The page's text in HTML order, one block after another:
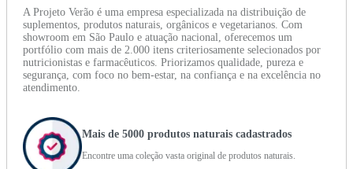
A Projeto Verão é uma empresa especializada na distribuição de
suplementos, produtos naturais, orgânicos e vegetarianos. Com
showroom em São Paulo e atuação nacional, oferecemos um
portfólio com mais de 2.000 itens criteriosamente selecionados por
nutricionistas e farmacêuticos. Priorizamos qualidade, pureza e
segurança, com foco no bem-estar, na confiança e na excelência no
atendimento.
Mais de 5000 produtos naturais cadastrados
Encontre uma coleção vasta original de produtos naturais.